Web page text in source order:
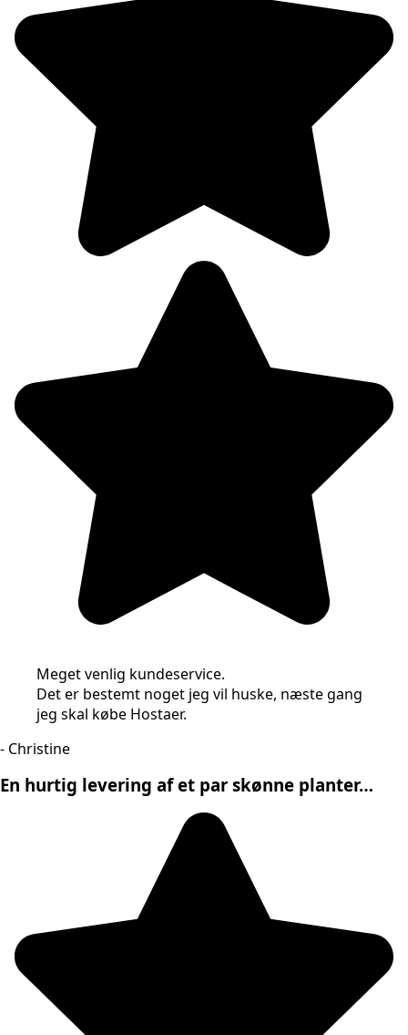
Meget venlig kundeservice.
Det er bestemt noget jeg vil huske, næste gang
jeg skal købe Hostaer.
- Christine
En hurtig levering af et par skønne planter…